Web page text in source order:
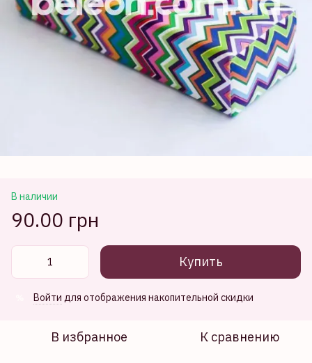
В наличии
90.00 грн
Купить
Войти для отображения накопительной скидки
В избранное К сравнению